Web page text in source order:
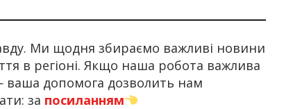
Ми щодня збираємо важливі новини
в регіоні. Якщо наша робота важлива
ваша допомога дозволить нам
за посиланням